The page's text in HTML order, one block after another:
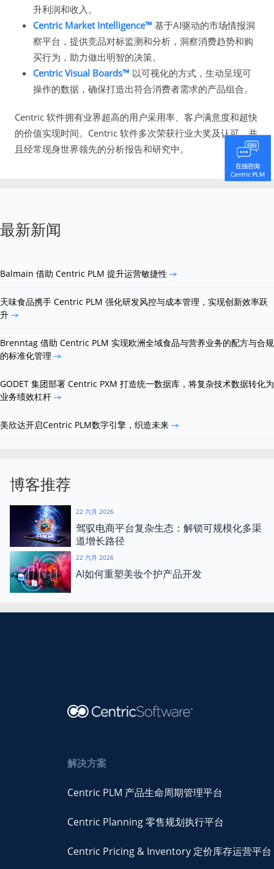
升利润和收入。
Centric Market Intelligence™ 基于AI驱动的市场情报洞
察平台，提供竞品对标监测和分析，洞察消费趋势和购
买行为，助力做出明智的决策。
Centric Visual Boards™ 以可视化的方式，生动呈现可
操作的数据，确保打造出符合消费者需求的产品组合。
Centric 软件拥有业界超高的用户采用率、客户满意度和超快
的价值实现时间。Centric 软件多次荣获行业大奖及认可，并
且经常现身世界领先的分析报告和研究中。
最新新闻
Balmain 借助 Centric PLM 提升运营敏捷性
天味食品携手 Centric PLM 强化研发风控与成本管理，实现创新效率跃
升
Brenntag 借助 Centric PLM 实现欧洲全域食品与营养业务的配方与合规
的标准化管理
GODET 集团部署 Centric PXM 打造统一数据库，将复杂技术数据转化为
业务绩效杠杆
美欣达开启Centric PLM数字引擎，织造未来
博客推荐
22 六月 2026
驾驭电商平台复杂生态：解锁可规模化多渠
道增长路径
22 六月 2026
AI如何重塑美妆个护产品开发
解决方案
Centric PLM 产品生命周期管理平台
Centric Planning 零售规划执行平台
Centric Pricing & Inventory 定价库存运营平台